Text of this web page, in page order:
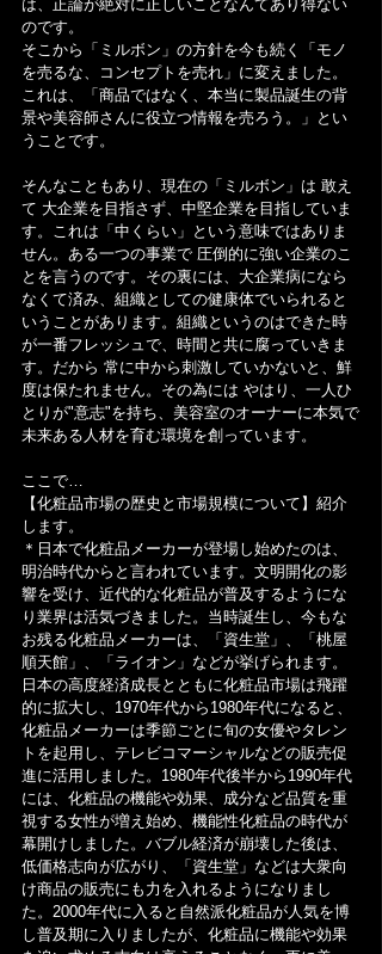
は、正論が絶対に正しいことなんてあり得ない
のです。
そこから「ミルボン」の方針を今も続く「モノ
を売るな、コンセプトを売れ」に変えました。
これは、「商品ではなく、本当に製品誕生の背
景や美容師さんに役立つ情報を売ろう。」とい
うことです。
そんなこともあり、現在の「ミルボン」は 敢え
て 大企業を目指さず、中堅企業を目指していま
す。これは「中くらい」という意味ではありま
せん。ある一つの事業で 圧倒的に強い企業のこ
とを言うのです。その裏には、大企業病になら
なくて済み、組織としての健康体でいられると
いうことがあります。組織というのはできた時
が一番フレッシュで、時間と共に腐っていきま
す。だから 常に中から刺激していかないと、鮮
度は保たれません。その為には やはり、一人ひ
とりが"意志"を持ち、美容室のオーナーに本気で
未来ある人材を育む環境を創っています。
ここで…
【化粧品市場の歴史と市場規模について】紹介
します。
＊日本で化粧品メーカーが登場し始めたのは、
明治時代からと言われています。文明開化の影
響を受け、近代的な化粧品が普及するようにな
り業界は活気づきました。当時誕生し、今もな
お残る化粧品メーカーは、「資生堂」、「桃屋
順天館」、「ライオン」などが挙げられます。
日本の高度経済成長とともに化粧品市場は飛躍
的に拡大し、1970年代から1980年代になると、
化粧品メーカーは季節ごとに旬の女優やタレン
トを起用し、テレビコマーシャルなどの販売促
進に活用しました。1980年代後半から1990年代
には、化粧品の機能や効果、成分など品質を重
視する女性が増え始め、機能性化粧品の時代が
幕開けしました。バブル経済が崩壊した後は、
低価格志向が広がり、「資生堂」などは大衆向
け商品の販売にも力を入れるようになりまし
た。2000年代に入ると自然派化粧品が人気を博
し普及期に入りましたが、化粧品に機能や効果